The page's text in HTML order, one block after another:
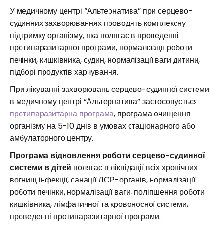
У медичному центрі “Альтернатива” при серцево-
судинних захворюваннях проводять комплексну
підтримку організму, яка полягає в проведенні
протипаразитарної програми, нормалізації роботи
печінки, кишківника, судин, нормалізації ваги дитини,
підборі продуктів харчування.
При лікуванні захворювань серцево-судинної системи
в медичному центрі “Альтернатива” застосовується
протипаразитарна програма, програма очищення
організму на 5-10 днів в умовах стаціонарного або
амбулаторного центру.
Програма відновлення роботи серцево-судинної
системи в дітей полягає в ліквідації всіх хронічних
вогнищ інфекції, санації ЛОР-органів, нормалізації
роботи печінки, нормалізації ваги, поліпшення роботи
кишківника, лімфатичної та кровоносної системи,
проведенні протипаразитарної програми.